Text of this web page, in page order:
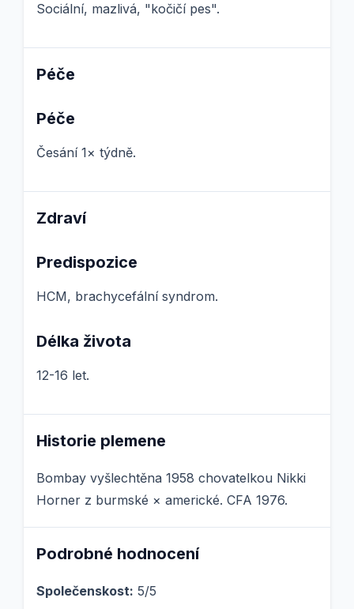
Sociální, mazlivá, "kočičí pes".
Péče
Péče
Česání 1× týdně.
Zdraví
Predispozice
HCM, brachycefální syndrom.
Délka života
12-16 let.
Historie plemene
Bombay vyšlechtěna 1958 chovatelkou Nikki
Horner z burmské × americké. CFA 1976.
Podrobné hodnocení
Společenskost: 5/5